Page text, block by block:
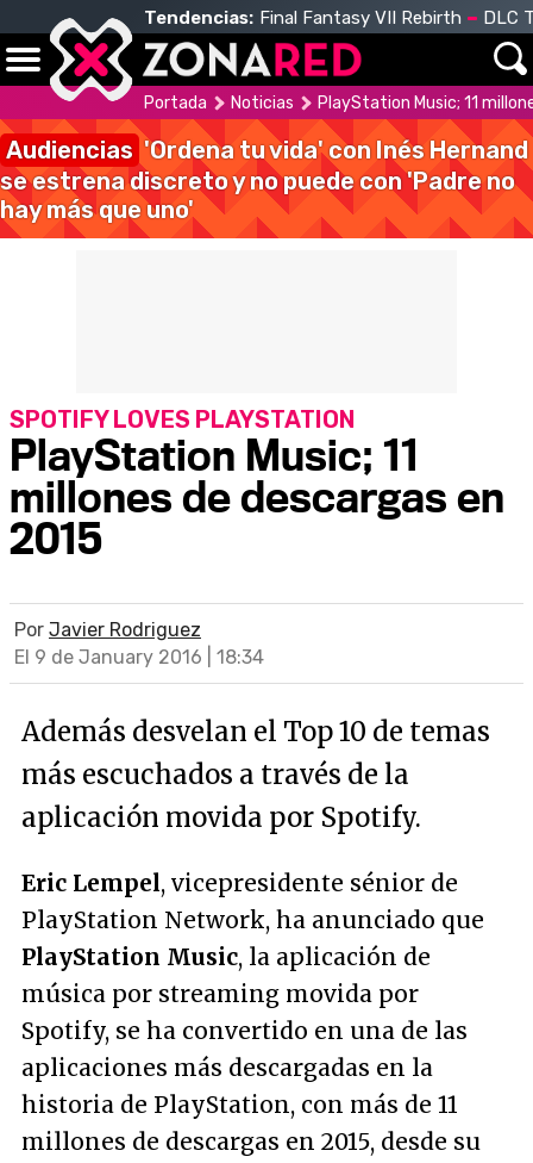
Tendencias: Final Fantasy VII Rebirth DLC
Portada Noticias PlayStation Music; 11
Audiencias 'Ordena tu vida' con Inés Hernand
se estrena discreto y no puede con 'Padre no
hay más que uno'
PlayStation Music; 11
millones de descargas en
2015
SPOTIFY LOVES PLAYSTATION
Por Javier Rodriguez
El 9 de January 2016 | 18:34
Además desvelan el Top 10 de temas
más escuchados a través de la
aplicación movida por Spotify.
Eric Lempel, vicepresidente sénior de
PlayStation Network, ha anunciado que
PlayStation Music, la aplicación de
música por streaming movida por
Spotify, se ha convertido en una de las
aplicaciones más descargadas en la
historia de PlayStation, con más de 11
millones de descargas en 2015, desde su